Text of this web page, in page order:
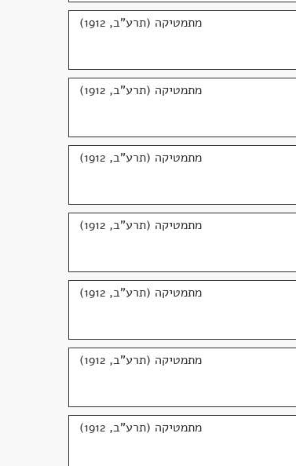
מתמטיקה (תרע"ב, 1912)
מתמטיקה (תרע"ב, 1912)
מתמטיקה (תרע"ב, 1912)
מתמטיקה (תרע"ב, 1912)
מתמטיקה (תרע"ב, 1912)
מתמטיקה (תרע"ב, 1912)
מתמטיקה (תרע"ב, 1912)